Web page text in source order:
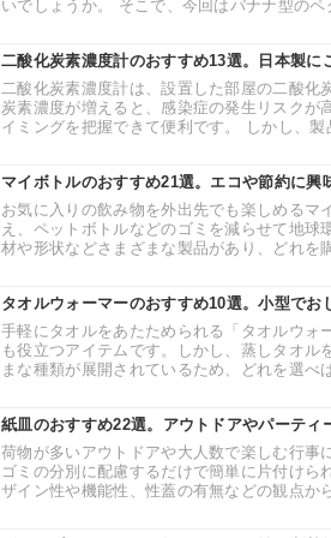
いでしょうか。 そこで、今回はバナナ型のペ
二酸化炭素濃度計のおすすめ13選。日本製に
二酸化炭素濃度計は、設置した部屋の二酸
炭素濃度が増えると、感染症の発生リスクが
イミングを把握できて便利です。 しかし、製
マイボトルのおすすめ21選。エコや節約に興
お気に入りの飲み物を外出先でも楽しめるマ
え、ペットボトルなどのゴミを減らせて地
材や形状などさまざまな製品があり、どれを
タオルウォーマーのおすすめ10選。小型でお
手軽にタオルをあたためられる「タオルウォ
も役立つアイテムです。しかし、蒸しタオ
まな種類が展開されているため、どれを選べ
紙皿のおすすめ22選。アウトドアやパーティ
荷物が多いアウトドアや大人数で楽しむ行事
ゴミの分別に配慮するだけで簡単に片付け
ザイン性や機能性、性蓋の有無などの観点か